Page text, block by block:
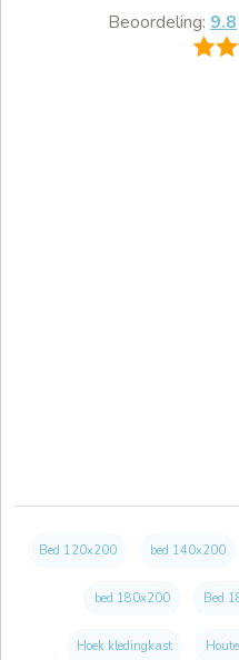
Beoordeling: 9.8
Bed 120x200 bed 140x200
bed 180x200 Bed
Hoek kledingkast